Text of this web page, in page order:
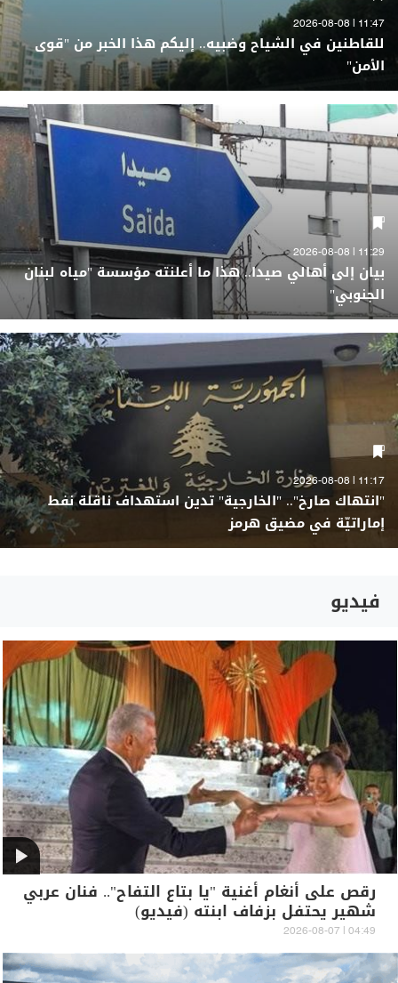
11:47 | 2026-08-08
للقاطنين في الشياح وضبيه.. إليكم هذا الخبر من "قوى
الأمن"
11:29 | 2026-08-08
بيان إلى أهالي صيدا.. هذا ما أعلنته مؤسسة "مياه لبنان
الجنوبي"
11:17 | 2026-08-08
"انتهاك صارخ".. "الخارجية" تدين استهداف ناقلة نفط
إماراتيّة في مضيق هرمز
فيديو
رقص على أنغام أغنية "يا بتاع التفاح".. فنان عربي
شهير يحتفل بزفاف ابنته (فيديو)
04:49 | 2026-08-07